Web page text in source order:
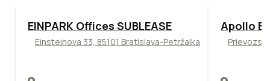
TOP ODPORÚČAME
EINPARK Offices SUBLEASE
Einsteinova 33, 85101 Bratislava-Petržalka
TOP
Apollo